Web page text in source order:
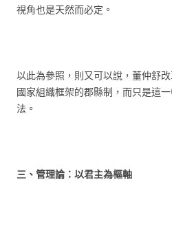
視角也是天然而必定。
以此為參照，則又可以說，董仲舒
國家組織框架的郡縣制，而只是這
法。
三 、 管理論：以君主為樞軸